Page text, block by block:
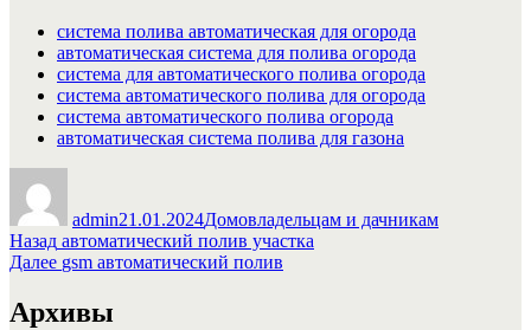
система полива автоматическая для огорода
автоматическая система для полива огорода
система для автоматического полива огорода
система автоматического полива для огорода
система автоматического полива огорода
автоматическая система полива для газона
admin21.01.2024Домовладельцам и дачникам
Навигация
по
записям
Назад Предыдущая
запись:
автоматический полив участка
Далее Следующая
gsm автоматический полив
Архивы